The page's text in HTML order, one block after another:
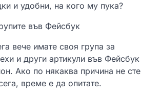
и удобни, на кого му пука?
във Фейсбук
вече имате своя група за
и други артикули във Фейсбук
Ако по някаква причина не сте
време е да опитате.